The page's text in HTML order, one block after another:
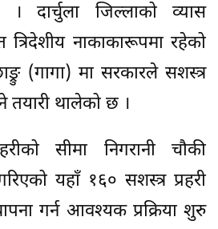
दार्चुला जिल्लाको व्यास
त्रिदेशीय नाकाकारूपमा रहेको
(गागा) मा सरकारले सशस्त्र
तयारी थालेको छ ।
सीमा निगरानी चौकी
यहाँ १६० सशस्त्र प्रहरी
गर्न आवश्यक प्रक्रिया शुरु